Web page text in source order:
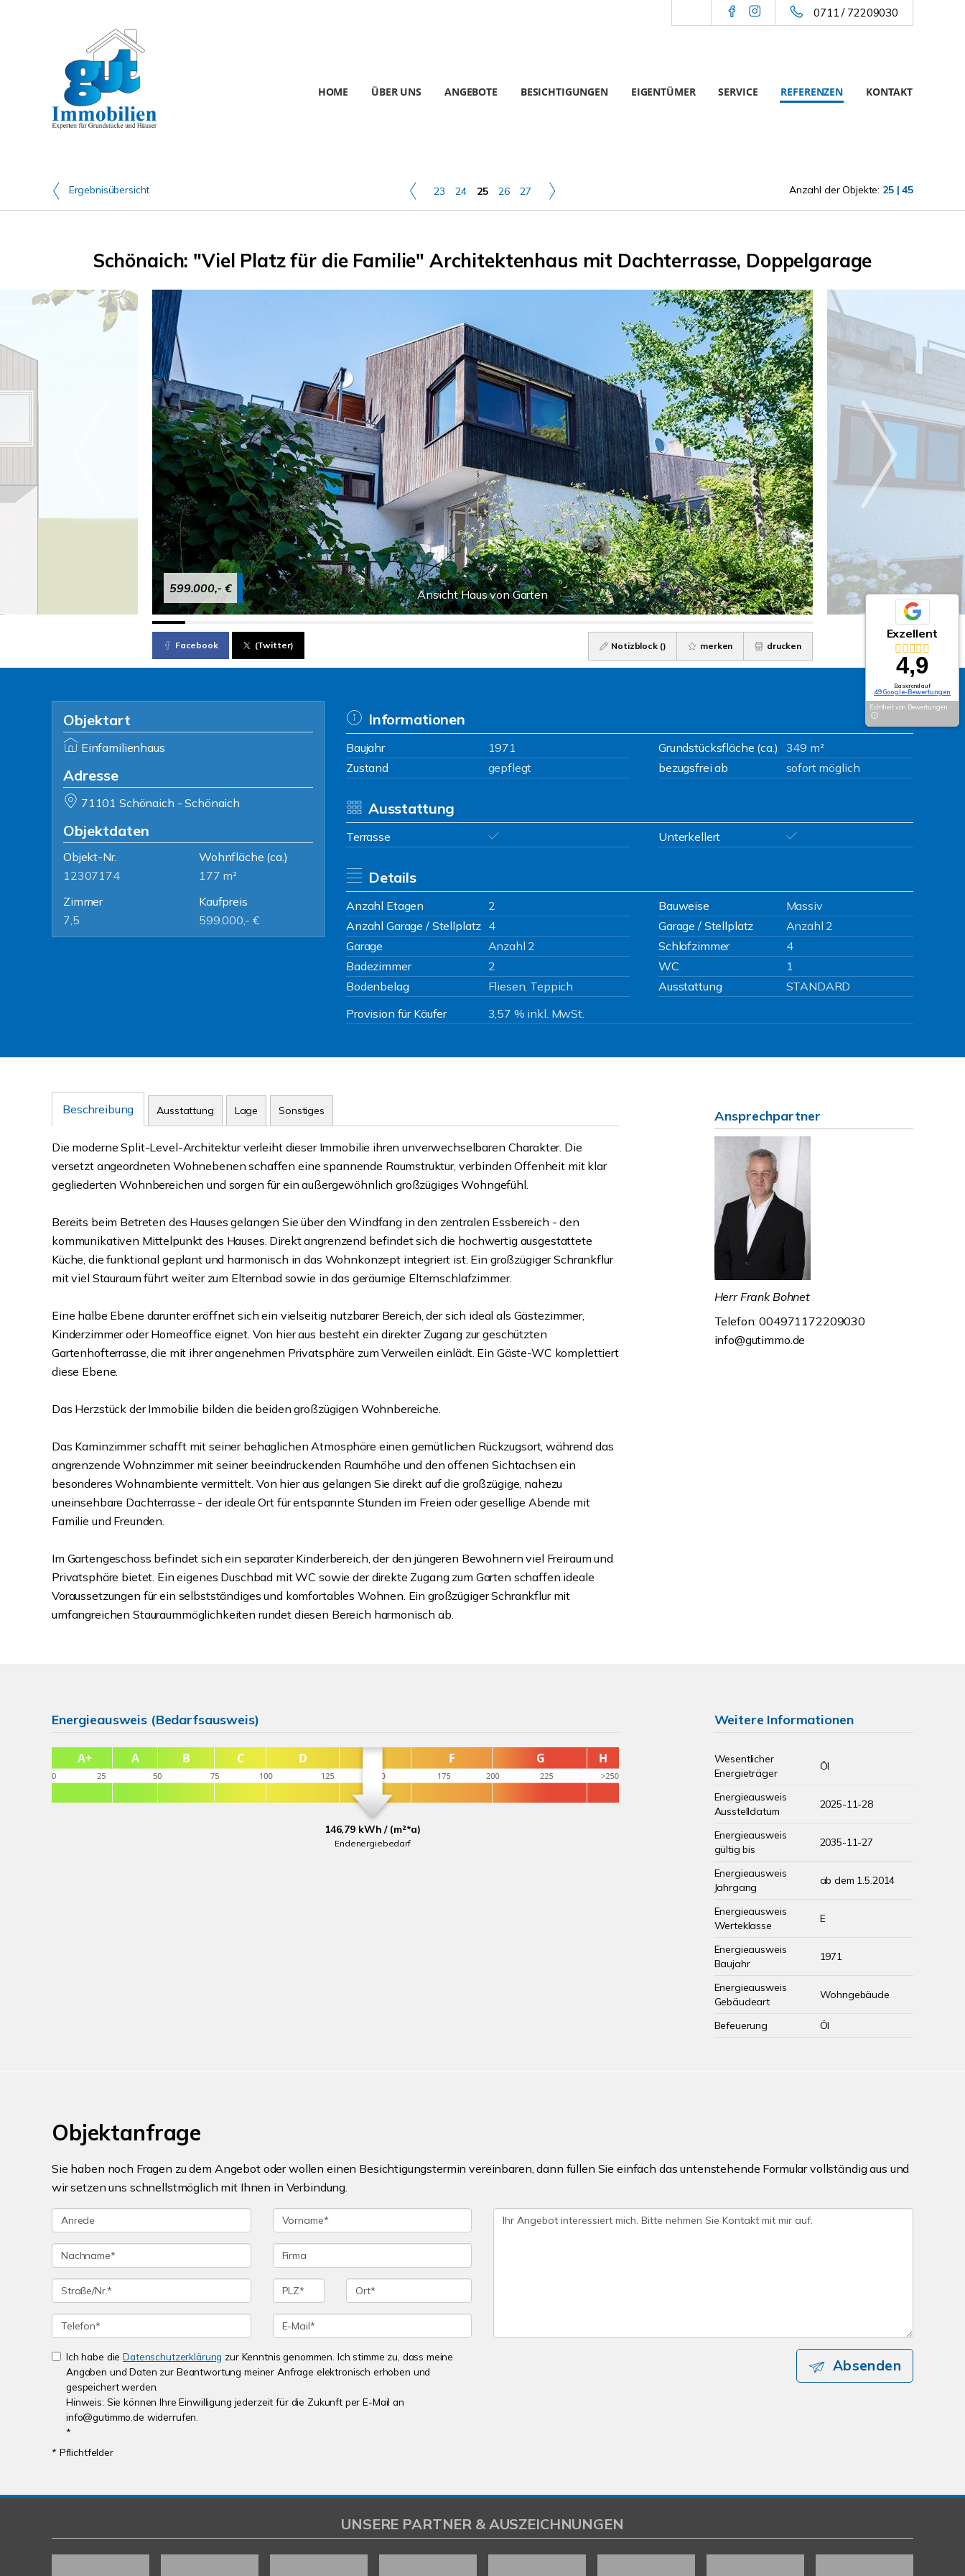
0711 / 72209030
HOME ÜBER UNS ANGEBOTE BESICHTIGUNGEN EIGENTÜMER SERVICE REFERENZEN KONTAKT
Ergebnisübersicht 23 24 25 26 27 Anzahl der Objekte: 25 | 45
Schönaich: "Viel Platz für die Familie" Architektenhaus mit Dachterrasse, Doppelgarage
Ansicht Haus von Garten
599.000,- €
Facebook (Twitter) Notizblock () merken drucken
Objektart
Einfamilienhaus
Adresse
71101 Schönaich - Schönaich
Objektdaten
Objekt-Nr.
12307174
Wohnfläche (ca.)
177 m²
Zimmer
7,5
Kaufpreis
599.000,- €
Informationen
Baujahr 1971 Grundstücksfläche (ca.)
349 m²
Zustand
gepflegt bezugsfrei ab sofort möglich
Ausstattung
Terrasse Unterkellert
Details
Anzahl Etagen 2 Bauweise
Massiv
Anzahl Garage / Stellplatz 4 Garage / Stellplatz
Anzahl 2
Garage
Anzahl 2 Schlafzimmer
4
Badezimmer
2 WC
1
Bodenbelag
Fliesen, Teppich Ausstattung
STANDARD
Provision für Käufer
3,57 % inkl. MwSt.
Beschreibung Ausstattung Lage Sonstiges
Die moderne Split-Level-Architektur verleiht dieser Immobilie ihren unverwechselbaren Charakter. Die
versetzt angeordneten Wohnebenen schaffen eine spannende Raumstruktur, verbinden Offenheit mit klar
gegliederten Wohnbereichen und sorgen für ein außergewöhnlich großzügiges Wohngefühl.
Bereits beim Betreten des Hauses gelangen Sie über den Windfang in den zentralen Essbereich - den
kommunikativen Mittelpunkt des Hauses. Direkt angrenzend befindet sich die hochwertig ausgestattete
Küche, die funktional geplant und harmonisch in das Wohnkonzept integriert ist. Ein großzügiger Schrankflur
mit viel Stauraum führt weiter zum Elternbad sowie in das geräumige Elternschlafzimmer.
Eine halbe Ebene darunter eröffnet sich ein vielseitig nutzbarer Bereich, der sich ideal als Gästezimmer,
Kinderzimmer oder Homeoffice eignet. Von hier aus besteht ein direkter Zugang zur geschützten
Gartenhofterrasse, die mit ihrer angenehmen Privatsphäre zum Verweilen einlädt. Ein Gäste-WC komplettiert
diese Ebene.
Das Herzstück der Immobilie bilden die beiden großzügigen Wohnbereiche.
Das Kaminzimmer schafft mit seiner behaglichen Atmosphäre einen gemütlichen Rückzugsort, während das
angrenzende Wohnzimmer mit seiner beeindruckenden Raumhöhe und den offenen Sichtachsen ein
besonderes Wohnambiente vermittelt. Von hier aus gelangen Sie direkt auf die großzügige, nahezu
uneinsehbare Dachterrasse - der ideale Ort für entspannte Stunden im Freien oder gesellige Abende mit
Familie und Freunden.
Im Gartengeschoss befindet sich ein separater Kinderbereich, der den jüngeren Bewohnern viel Freiraum und
Privatsphäre bietet. Ein eigenes Duschbad mit WC sowie der direkte Zugang zum Garten schaffen ideale
Voraussetzungen für ein selbstständiges und komfortables Wohnen. Ein großzügiger Schrankflur mit
umfangreichen Stauraummöglichkeiten rundet diesen Bereich harmonisch ab.
Ansprechpartner
Herr Frank Bohnet
Telefon: 004971172209030
info@gutimmo.de
Energieausweis (Bedarfsausweis)
146,79 kWh / (m²*a)
Endenergiebedarf
Weitere Informationen
Wesentlicher
Energieträger
Öl
Energieausweis
Ausstelldatum
2025-11-28
Energieausweis
gültig bis
2035-11-27
Energieausweis
Jahrgang
ab dem 1.5.2014
Energieausweis
Werteklasse
E
Energieausweis
Baujahr
1971
Energieausweis
Gebäudeart
Wohngebäude
Befeuerung Öl
Objektanfrage
Sie haben noch Fragen zu dem Angebot oder wollen einen Besichtigungstermin vereinbaren, dann füllen Sie einfach das untenstehende Formular vollständig aus und
wir setzen uns schnellstmöglich mit Ihnen in Verbindung.
Ich habe dieDatenschutzerklärung zur Kenntnis genommen. Ich stimme zu, dass meine
Angaben und Daten zur Beantwortung meiner Anfrage elektronisch erhoben und
gespeichert werden.
Hinweis: Sie können Ihre Einwilligung jederzeit für die Zukunft per E-Mail an
info@gutimmo.de widerrufen.
*
* Pflichtfelder
Absenden
Exzellent
4,9
Basierend auf
49 Google-Bewertungen
Echtheit von Bewertungen
UNSERE PARTNER & AUSZEICHNUNGEN